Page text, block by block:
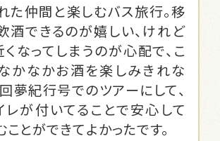
た仲間と楽しむバス旅行。移
酒できるのが嬉しい、けれど
なってしまうのが心配で、こ
かなかお酒を楽しみきれな
夢紀行号でのツアーにして、
レが付いてることで安心して
とができてよかったです。